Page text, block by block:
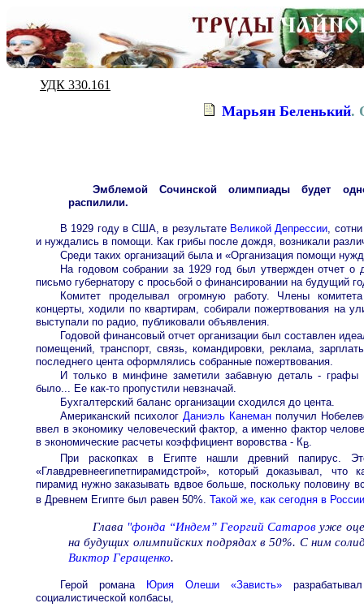
УДК 330.161
Марьян Беленький.
Эмблемой Сочинской олимпиады будет
распилили.
В 1929 году в США, в результате Великой Депрессии,
и нуждались в помощи. Как грибы после дождя, возникали
Среди таких организаций была и «Организация помощи
На годовом собрании за 1929 год был утвержден отчет о
письмо губернатору с просьбой о финансировании на будущий
Комитет проделывал огромную работу. Члены комитета
концерты, ходили по квартирам, собирали пожертвования на
выступали по радио, публиковали объявления.
Годовой финансовый отчет организации был составлен
помещений, транспорт, связь, командировки, реклама,
последнего цента оформлялись собранные пожертвования.
И только в минфине заметили забавную деталь -
было... Ее как-то пропустили невзначай.
Бухгалтерский баланс организации сходился до цента.
Американский психолог Даниэль Канеман получил
ввел в экономику человеческий фактор, а именно фактор
в экономические расчеты коэффициент воровства - КВ.
При раскопках в Египте нашли древний папирус.
«Главдревнеегипетпирамидстрой», который доказывал, что
пирамид нужно заказывать вдвое больше, поскольку половину
в Древнем Египте был равен 50%. Такой же, как сегодня в России
Глава "фонда “Индем” Георгий Сатаров уже
на будущих олимпийских подрядах в 50%. С ним
Виктор Геращенко.
Герой романа Юрия Олеши «Зависть»
социалистической колбасы,